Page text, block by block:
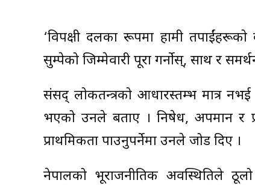
‘विपक्षी दलका रूपमा हामी
सुम्पेको जिम्मेवारी पूरा गर्नोस्, साथ र
संसद् लोकतन्त्रको आधारस्तम्भ मात्र
भएको उनले बताए । निषेध, अपमान र
प्राथमिकता पाउनुपर्नेमा उनले जोड दिए ।
नेपालको भूराजनीतिक अवस्थितिले